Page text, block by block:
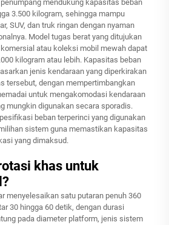
mendukung kapasitas beban
3.500 kilogram, sehingga mampu
SUV, dan truk ringan dengan nyaman
Model tugas berat yang ditujukan
atau koleksi mobil mewah dapat
kilogram atau lebih. Kapasitas beban
jenis kendaraan yang diperkirakan
tersebut, dengan mempertimbangkan
untuk mengakomodasi kendaraan
mungkin digunakan secara sporadis.
beban terperinci yang digunakan
sistem guna memastikan kapasitas
yang dimaksud.
khas untuk
menyelesaikan satu putaran penuh 360
30 hingga 60 detik, dengan durasi
pada diameter platform, jenis sistem